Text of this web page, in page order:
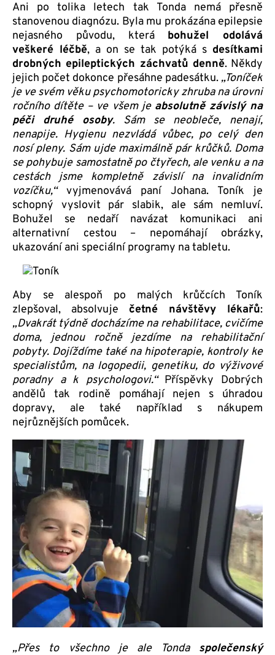
Ani po tolika letech tak Tonda nemá přesně
stanovenou diagnózu. Byla mu prokázána epilepsie
nejasného původu, která bohužel odolává
veškeré léčbě, a on se tak potýká s desítkami
drobných epileptických záchvatů denně. Někdy
jejich počet dokonce přesáhne padesátku. „Toníček
je ve svém věku psychomotoricky zhruba na úrovni
ročního dítěte – ve všem je absolutně závislý na
péči druhé osoby. Sám se neobleče, nenají,
nenapije. Hygienu nezvládá vůbec, po celý den
nosí pleny. Sám ujde maximálně pár krůčků. Doma
se pohybuje samostatně po čtyřech, ale venku a na
cestách jsme kompletně závislí na invalidním
vozíčku,“vyjmenovává paní Johana. Toník je
schopný vyslovit pár slabik, ale sám nemluví.
Bohužel se nedaří navázat komunikaci ani
alternativní cestou – nepomáhají obrázky,
ukazování ani speciální programy na tabletu.
Aby se alespoň po malých krůčcích Toník
zlepšoval, absolvuje četné návštěvy lékařů:
„Dvakrát týdně docházíme na rehabilitace, cvičíme
doma, jednou ročně jezdíme na rehabilitační
pobyty. Dojíždíme také na hipoterapie, kontroly ke
specialistům, na logopedii, genetiku, do výživové
poradny a k psychologovi.“ Příspěvky Dobrých
andělů tak rodině pomáhají nejen s úhradou
dopravy, ale také například s nákupem
nejrůznějších pomůcek.
„Přes to všechno je ale Tonda společenský